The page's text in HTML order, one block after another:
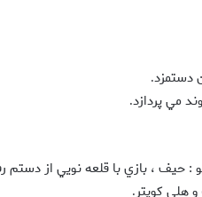
.
.
: حيف ، بازي با قلعه نويي از دستم
هلي كوپتر.